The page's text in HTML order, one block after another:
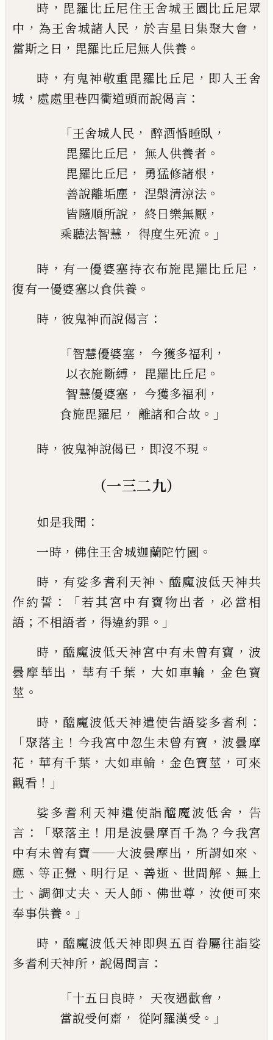
時 ， 毘羅比丘尼住王舍城王園比丘尼眾
中 ， 為王舍城諸人民 ， 於吉星日集聚大會 ，
當斯之日 ， 毘羅比丘尼無人供養 。
時 ， 有鬼神敬重毘羅比丘尼 ， 即入王舍
城 ， 處處里巷四衢道頭而說偈言 ：
「王舍城人民 ， 醉酒惛睡臥 ，
毘羅比丘尼 ， 無人供養者 。
毘羅比丘尼 ， 勇猛修諸根 ，
善說離垢塵 ， 涅槃清涼法 。
皆隨順所說 ， 終日樂無厭 ，
乘聽法智慧 ， 得度生死流 。」
時 ， 有一優婆塞持衣布施毘羅比丘尼 ，
復有一優婆塞以食供養 。
時 ， 彼鬼神而說偈言 ：
「智慧優婆塞 ， 今獲多福利 ，
以衣施斷縛 ， 毘羅比丘尼 。
智慧優婆塞 ， 今獲多福利 ，
食施毘羅尼 ， 離諸和合故 。」
時 ， 彼鬼神說偈已 ， 即沒不現 。
（一三二九）
如是我聞 ：
一時 ， 佛住王舍城迦蘭陀竹園 。
時 ， 有娑多耆利天神 、 醯魔波低天神共
作約誓 ：「若其宮中有寶物出者 ， 必當相
語 ； 不相語者 ， 得違約罪 。」
時 ， 醯魔波低天神宮中有未曾有寶 ， 波
曇摩華出 ， 華有千葉 ， 大如車輪 ， 金色寶
莖 。
時 ， 醯魔波低天神遣使告語娑多耆利 ：
「聚落主 ！ 今我宮中忽生未曾有寶 ， 波曇摩
花 ， 華有千葉 ， 大如車輪 ， 金色寶莖 ， 可來
觀看 ！」
娑多耆利天神遣使詣醯魔波低舍 ， 告
言 ：「聚落主 ！ 用是波曇摩百千為 ？ 今我宮
中有未曾有寶——大波曇摩出 ， 所謂如來 、
應 、等正覺 、 明行足 、 善逝 、 世間解 、 無上
士 、調御丈夫 、 天人師 、 佛世尊 ， 汝便可來
奉事供養 。」
時 ， 醯魔波低天神即與五百眷屬往詣娑
多耆利天神所 ， 說偈問言 ：
「十五日良時 ， 天夜遇歡會 ，
當說受何齋 ， 從阿羅漢受 。」